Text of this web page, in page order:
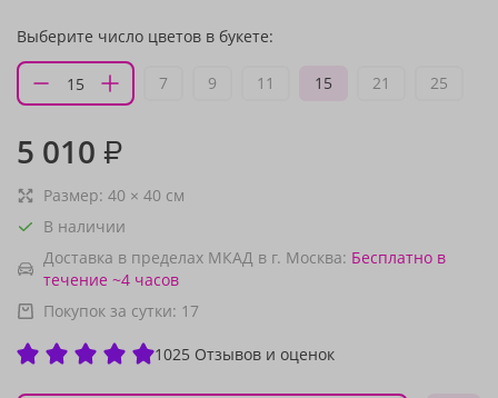
Выберите число цветов в букете:
7 9 11 15 21 25
5 010 ₽
Размер: 40 × 40 см
В наличии
Доставка в пределах МКАД в г. Москва: Бесплатно в
течение ~4 часов
Покупок за сутки: 17
1025 Отзывов и оценок